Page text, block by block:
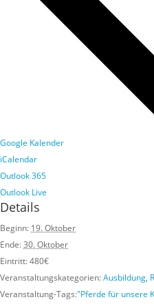
Google Kalender
iCalendar
Outlook 365
Outlook Live
Details
Beginn: 19. Oktober
Ende:30. Oktober
Eintritt:480€
Veranstaltungskategorien:Ausbildung,
Veranstaltung-Tags:"Pferde für unsere